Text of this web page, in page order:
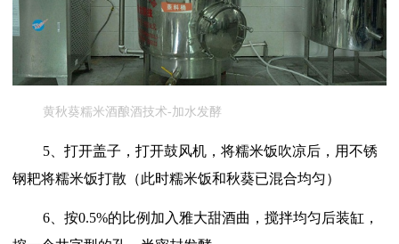
黄秋葵糯米酒酿酒技术-加水发酵
5、打开盖子，打开鼓风机，将糯米饭吹凉后，用不锈
钢耙将糯米饭打散（此时糯米饭和秋葵已混合均匀）
6、按0.5%的比例加入雅大甜酒曲，搅拌均匀后装缸，